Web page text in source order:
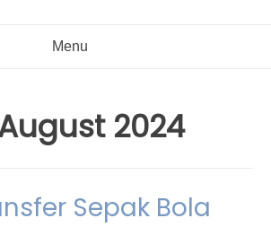
Menu
2024
Sepak Bola